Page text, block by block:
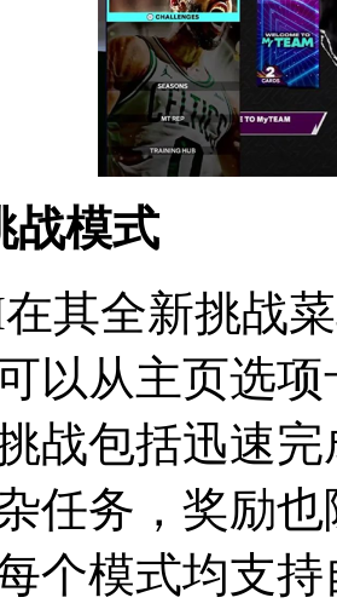
战模式
其全新挑战
以从主页选
战包括迅速
任务，奖励
个模式均支